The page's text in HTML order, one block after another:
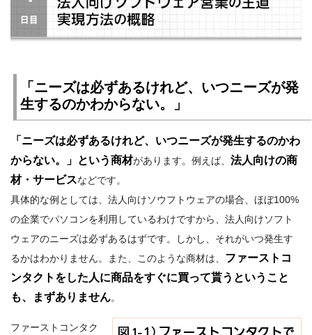
「ニーズは必ずあるけれど、いつニーズが発
生するのかわからない。」
「ニーズは必ずあるけれど、いつニーズが発生するのかわ
からない。」という商材があります。例えば、 法人向けの商
材・サービスなどです。
具体的な例としては、法人向けソウフトウェアの場合、ほぼ100%
の企業でパソコンを利用しているわけですから、法人向けソフト
ウェアのニーズは必ずあるはずです。しかし、それがいつ発生す
るかはわかりません。また、このような商材は、 ファーストコ
ンタクトをした人に商品をすぐに買って貰うということ
も、まずありません。
ファーストコンタク